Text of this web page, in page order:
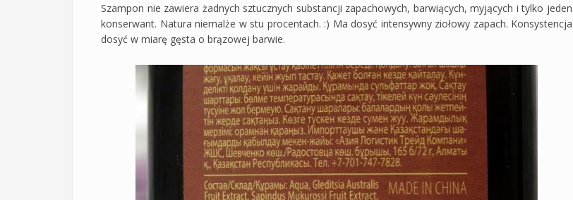
Szampon nie zawiera żadnych sztucznych substancji zapachowych, barwiących, myjących i tylko jeden
konserwant. Natura niemalże w stu procentach. :) Ma dosyć intensywny ziołowy zapach. Konsystencja
dosyć w miarę gęsta o brązowej barwie.